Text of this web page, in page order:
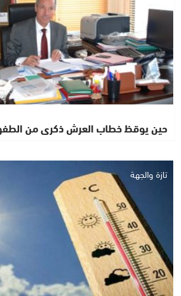
حين يوقظ خطاب العرش ذكرى من
تازة والجهة